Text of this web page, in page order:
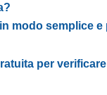
modo semplice
per